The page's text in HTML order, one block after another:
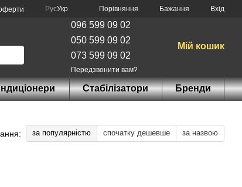
РусУкр Порівняння Бажання Вхід
096 599 09 02
050 599 09 02
073 599 09 02
Передзвонити вам?
Мій кошик
Стабілізатори Бренди
за популярністю спочатку дешевше за назвою